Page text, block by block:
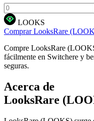
LOOKS
Comprar LooksRare
Compre LooksRare
fácilmente en Switchere y
seguras.
Acerca de
LooksRare